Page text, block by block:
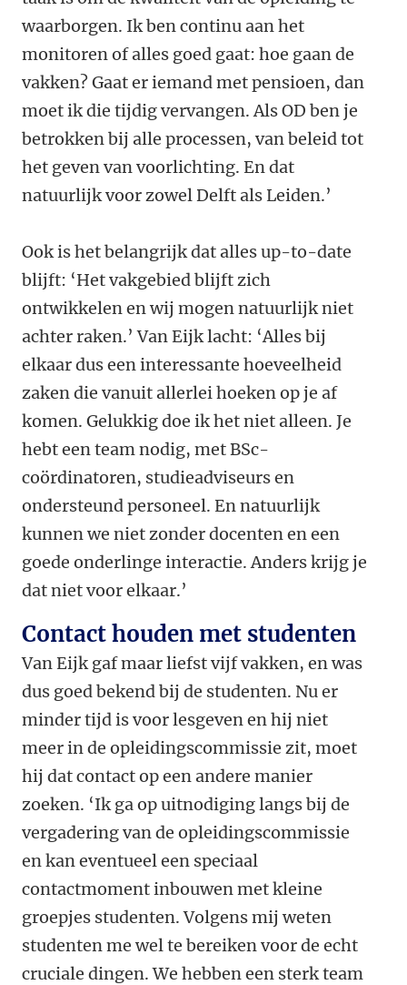
waarborgen. Ik ben continu aan het
monitoren of alles goed gaat: hoe gaan de
vakken? Gaat er iemand met pensioen, dan
moet ik die tijdig vervangen. Als OD ben je
betrokken bij alle processen, van beleid tot
het geven van voorlichting. En dat
natuurlijk voor zowel Delft als Leiden.’
Ook is het belangrijk dat alles up-to-date
blijft: ‘Het vakgebied blijft zich
ontwikkelen en wij mogen natuurlijk niet
achter raken.’ Van Eijk lacht: ‘Alles bij
elkaar dus een interessante hoeveelheid
zaken die vanuit allerlei hoeken op je af
komen. Gelukkig doe ik het niet alleen. Je
hebt een team nodig, met BSc-
coördinatoren, studieadviseurs en
ondersteund personeel. En natuurlijk
kunnen we niet zonder docenten en een
goede onderlinge interactie. Anders krijg je
dat niet voor elkaar.’
Contact houden met studenten
Van Eijk gaf maar liefst vijf vakken, en was
dus goed bekend bij de studenten. Nu er
minder tijd is voor lesgeven en hij niet
meer in de opleidingscommissie zit, moet
hij dat contact op een andere manier
zoeken. ‘Ik ga op uitnodiging langs bij de
vergadering van de opleidingscommissie
en kan eventueel een speciaal
contactmoment inbouwen met kleine
groepjes studenten. Volgens mij weten
studenten me wel te bereiken voor de echt
cruciale dingen. We hebben een sterk team